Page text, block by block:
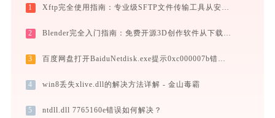
1 Xftp完全使用指南：专业级SFTP文件传输工具从安装到精通（2026最新）
2 Blender完全入门指南：免费开源3D创作软件从下载到做出第一个作品（2026最新）
3 百度网盘打开BaiduNetdisk.exe提示0xc000007b错误码怎么办
4 win8丢失xlive.dll的解决方法详解 - 金山毒霸
5 ntdll.dll 7765160e错误如何解决？